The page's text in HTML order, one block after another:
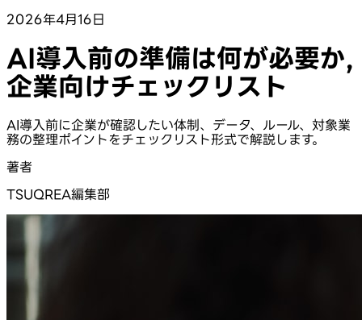
2026年4月16日
AI導入前の準備は何が必要か,
企業向けチェックリスト
AI導入前に企業が確認したい体制、データ、ルール、対象業
務の整理ポイントをチェックリスト形式で解説します。
著者
TSUQREA編集部